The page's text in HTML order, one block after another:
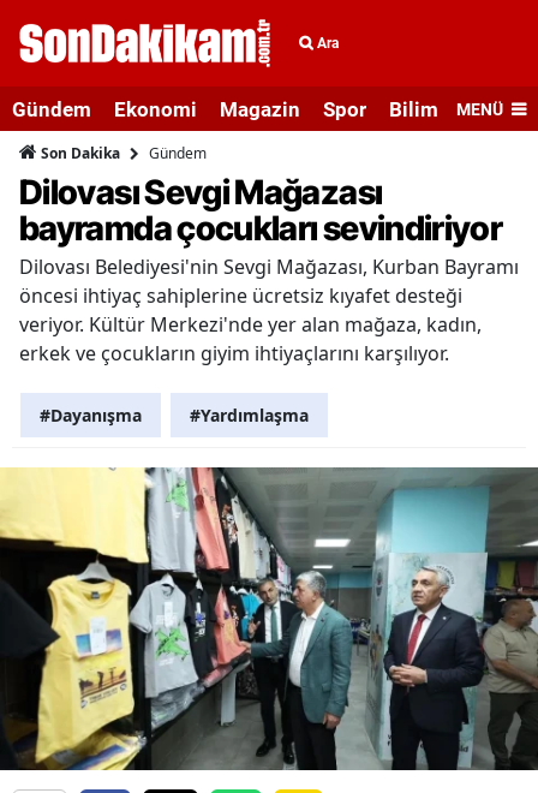
Ara
Gündem Ekonomi Magazin Spor Bilim veMENÜ
Son Dakika Gündem
Dilovası Sevgi Mağazası
bayramda çocukları sevindiriyor
Dilovası Belediyesi'nin Sevgi Mağazası, Kurban Bayramı
öncesi ihtiyaç sahiplerine ücretsiz kıyafet desteği
veriyor. Kültür Merkezi'nde yer alan mağaza, kadın,
erkek ve çocukların giyim ihtiyaçlarını karşılıyor.
#Dayanışma #Yardımlaşma